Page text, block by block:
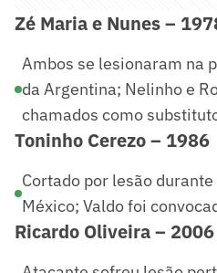
Zé Maria e Nunes –
Ambos se lesionaram na
da Argentina; Nelinho e
chamados como
Toninho Cerezo – 1986
Cortado por lesão
México; Valdo foi
Ricardo Oliveira – 2006